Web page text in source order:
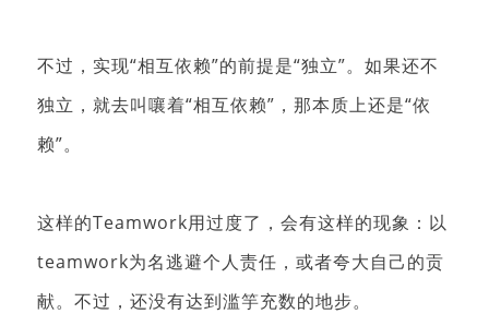
不过，实现“相互依赖”的前提是“独立”。 如果还不
独立，就去叫嚷着“相互依赖”，那本质上还是“依
赖”。
这样的Teamwork用过度了，会有这样的现象： 以
teamwork为名逃避个人责任，或者夸大自己的贡
献。 不过，还没有达到滥竽充数的地步。